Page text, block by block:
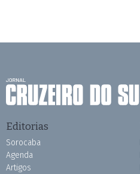
Editorias
Sorocaba
Agenda
Artigos